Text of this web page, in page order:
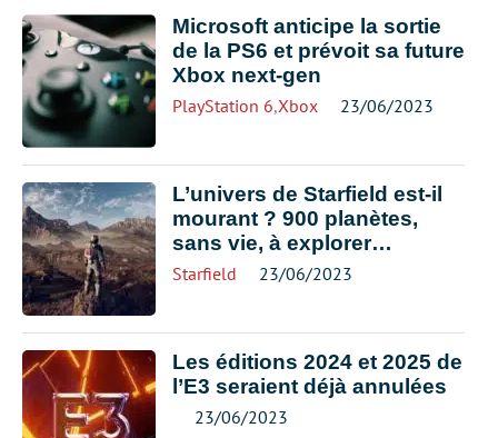
Microsoft anticipe la sortie
de la PS6 et prévoit sa future
Xbox next-gen
PlayStation 6,Xbox 23/06/2023
L’univers de Starfield est-il
mourant ? 900 planètes,
sans vie, à explorer…
Starfield 23/06/2023
Les éditions 2024 et 2025 de
l’E3 seraient déjà annulées
23/06/2023